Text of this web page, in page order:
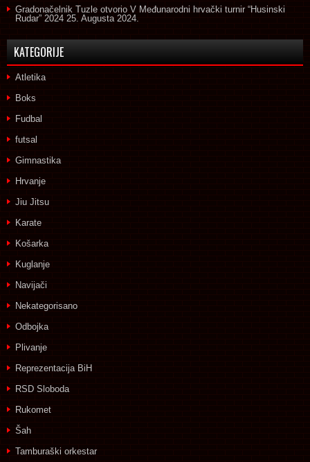
Gradonačelnik Tuzle otvorio V Međunarodni hrvački turnir “Husinski
Rudar” 2024 25. Augusta 2024.
KATEGORIJE
Atletika
Boks
Fudbal
futsal
Gimnastika
Hrvanje
Jiu Jitsu
Karate
Košarka
Kuglanje
Navijači
Nekategorisano
Odbojka
Plivanje
Reprezentacija BiH
RSD Sloboda
Rukomet
Šah
Tamburaški orkestar